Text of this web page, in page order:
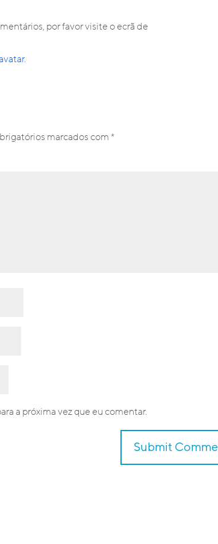
por favor visite o ecrã de
.
marcados com *
a próxima vez que eu comentar.